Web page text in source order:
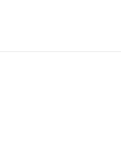
그림, 조각, 사진, 설치미